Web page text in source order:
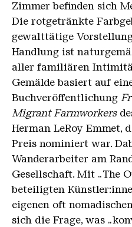
Zimmer befinden sich
Die rotgetränkte
gewalttätige
Handlung ist
aller familiären
Gemälde basiert auf
Buchveröffentlichung
Migrant Farmworkers
Herman LeRoy Emmet,
Preis nominiert war.
Wanderarbeiter am
Gesellschaft. Mit „The
beteiligten
eigenen oft
sich die Frage, was